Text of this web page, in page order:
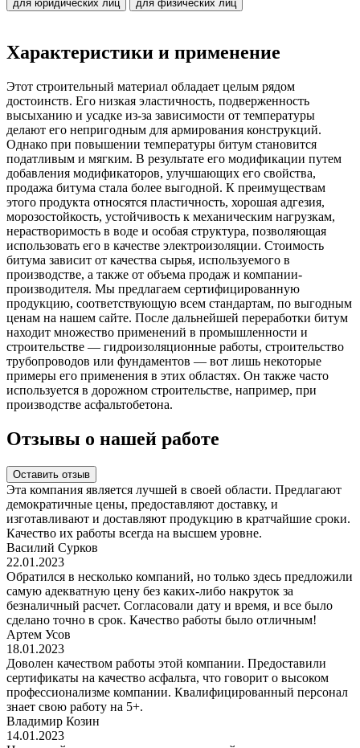
для юридических лиц для физических лиц
Характеристики и применение
Этот строительный материал обладает целым рядом
достоинств. Его низкая эластичность, подверженность
высыханию и усадке из-за зависимости от температуры
делают его непригодным для армирования конструкций.
Однако при повышении температуры битум становится
податливым и мягким. В результате его модификации путем
добавления модификаторов, улучшающих его свойства,
продажа битума стала более выгодной. К преимуществам
этого продукта относятся пластичность, хорошая адгезия,
морозостойкость, устойчивость к механическим нагрузкам,
нерастворимость в воде и особая структура, позволяющая
использовать его в качестве электроизоляции. Стоимость
битума зависит от качества сырья, используемого в
производстве, а также от объема продаж и компании-
производителя. Мы предлагаем сертифицированную
продукцию, соответствующую всем стандартам, по выгодным
ценам на нашем сайте. После дальнейшей переработки битум
находит множество применений в промышленности и
строительстве — гидроизоляционные работы, строительство
трубопроводов или фундаментов — вот лишь некоторые
примеры его применения в этих областях. Он также часто
используется в дорожном строительстве, например, при
производстве асфальтобетона.
Отзывы о нашей работе
Оставить отзыв
Эта компания является лучшей в своей области. Предлагают
демократичные цены, предоставляют доставку, и
изготавливают и доставляют продукцию в кратчайшие сроки.
Качество их работы всегда на высшем уровне.
Василий Сурков
22.01.2023
Обратился в несколько компаний, но только здесь предложили
самую адекватную цену без каких-либо накруток за
безналичный расчет. Согласовали дату и время, и все было
сделано точно в срок. Качество работы было отличным!
Артем Усов
18.01.2023
Доволен качеством работы этой компании. Предоставили
сертификаты на качество асфальта, что говорит о высоком
профессионализме компании. Квалифицированный персонал
знает свою работу на 5+.
Владимир Козин
14.01.2023